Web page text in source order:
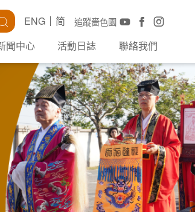
搜尋 追蹤嗇色園
ENG
简
聞中心 活動日誌 聯絡我們